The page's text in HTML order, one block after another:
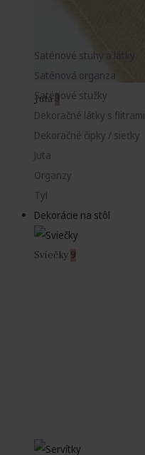
Juta3
Saténové stuhy a látky
Saténová organza
Saténové stužky
Dekoračné látky s flitrami
Dekoračné čipky / sieťky
Juta
Organzy
Tyl
Dekorácie na stôl
Sviečky 9